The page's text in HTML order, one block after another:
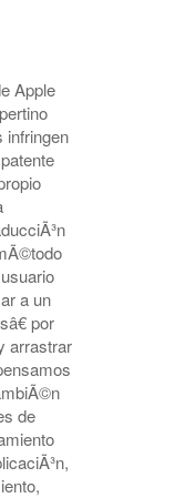
Apple
infringen
a un
por
arrastrar
de